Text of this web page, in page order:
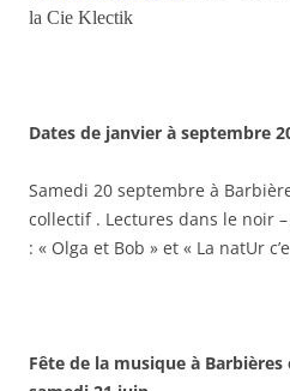
la Cie Klectik
Dates de janvier à septembre
Samedi 20 septembre à
collectif . Lectures dans le noir
: « Olga et Bob » et « La natUr
Fête de la musique à